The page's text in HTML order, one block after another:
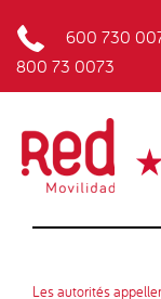
600 730
800 73 0073
Les autorités